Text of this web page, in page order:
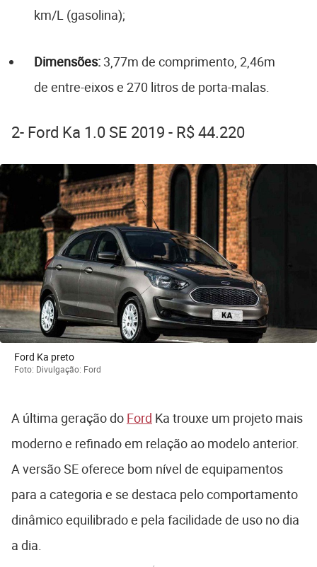
km/L (gasolina);
Dimensões: 3,77m de comprimento, 2,46m
de entre-eixos e 270 litros de porta-malas.
2- Ford Ka 1.0 SE 2019 - R$ 44.220
Ford Ka preto
Foto: Divulgação: Ford
A última geração do Ford Ka trouxe um projeto mais
moderno e refinado em relação ao modelo anterior.
A versão SE oferece bom nível de equipamentos
para a categoria e se destaca pelo comportamento
dinâmico equilibrado e pela facilidade de uso no dia
a dia.